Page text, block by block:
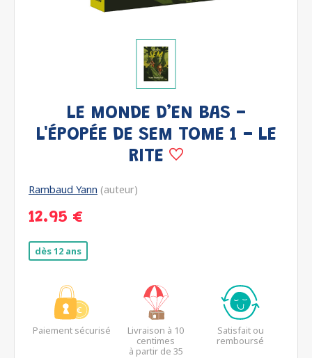
LE MONDE D’EN BAS -
L'ÉPOPÉE DE SEM TOME 1 - LE
RITE
Rambaud Yann (auteur)
12.95 €
dès 12 ans
Paiement sécurisé
Livraison à 10
centimes
à partir de 35
Satisfait ou
remboursé